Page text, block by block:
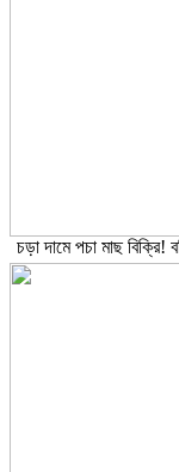
চড়া দামে পচা মাছ বিক্রি!